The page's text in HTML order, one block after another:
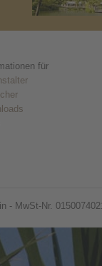
für
- MwSt-Nr.